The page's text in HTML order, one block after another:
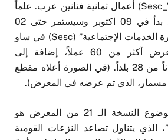
برازيل” (Sesc_Videobrasil) أعمال ثمانية فنانين عرب. علماً
بأن المعرض كان قد بدأ في 09 اكتوبر وسيستمر حتى 02
فبراير 2020 في “دائرة الخدمات الإجتماعية” (Sesc) في ساو
باولو، حيث سيتم عرض أكثر من 60 عملاً، إضافة إلى
مجموعتين، لـ 55 فناناً من 28 بلداً. (في الصورة أعلاه مقطع
مسمار، الذي تم عرضه في المعرض).
والجدير بالذكر أن موضوع النسخة الـ 21 من المعرض هو
الذي يتناول تصاعد النزعات القومية